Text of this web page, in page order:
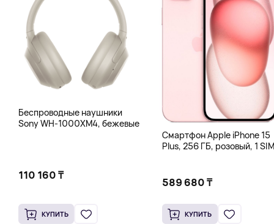
Беспроводные наушники
Sony WH-1000XM4, бежевые
110 160 ₸
КУПИТЬ
Смартфон Apple iPhone 15
Plus, 256 ГБ, розовый, 1
589 680 ₸
КУПИТЬ